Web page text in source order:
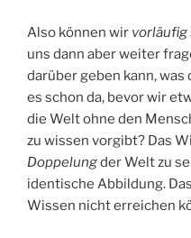
Also können wir vorläufig
uns dann aber weiter
darüber geben kann,
es schon da, bevor wir
die Welt ohne den
zu wissen vorgibt? Das
Doppelungder Welt zu
identische Abbildung.
Wissen nicht erreichen